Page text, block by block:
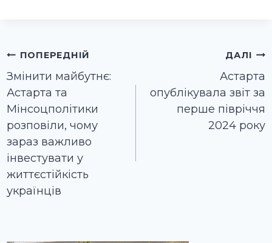
Навігація
записів
ПОПЕРЕДНІЙ
Змінити майбутнє:
Астарта та
Мінсоцполітики
розповіли, чому
зараз важливо
інвестувати у
життєстійкість
українців
ДАЛІ
Астарта
опублікувала звіт за
перше півріччя
2024 року